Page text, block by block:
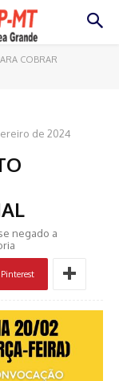
COBRAR
de 2024
negado a
Pinterest